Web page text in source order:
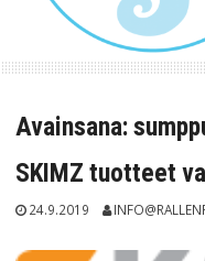
Avainsana:
SKIMZ tuotteet
24.9.2019